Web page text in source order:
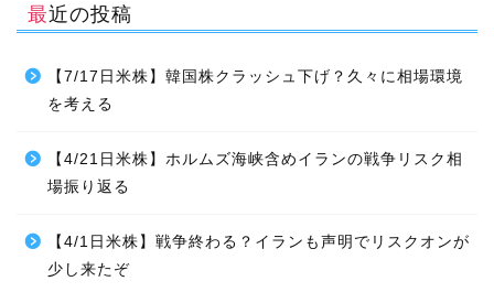
最近の投稿
【7/17日米株】韓国株クラッシュ下げ？久々に相場環境
を考える
【4/21日米株】ホルムズ海峡含めイランの戦争リスク相
場振り返る
【4/1日米株】戦争終わる？イランも声明でリスクオンが
少し来たぞ